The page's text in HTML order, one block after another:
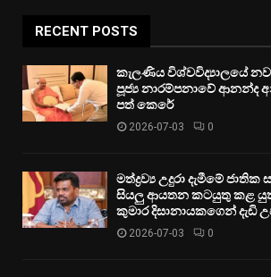
RECENT POSTS
කැලණිය විශ්වවිද්‍යාලයේ
පූජ්‍ය නාරම්පනාවේ ආනන්ද
පත් කෙරේ
2026-07-03 0
මත්ද්‍රව්‍ය උදුරා දැමීමේ
සියලු ආයතන කටයුතු කළ
කුමාර දිසානායකගෙන් දැඩි
2026-07-03 0